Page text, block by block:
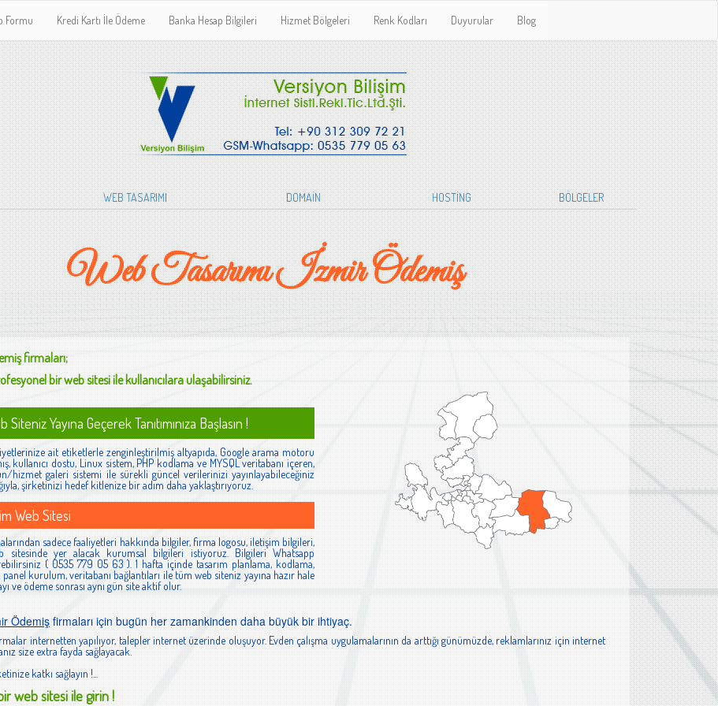
Formu Kredi Kartı İle Ödeme Banka Hesap Bilgileri Hizmet Bölgeleri Renk Kodları Duyurular Blog
WEB TASARIMI DOMAİN HOSTİNG BÖLGELER
Web Tasarımı İzmir Ödemiş
firmaları;
bir web sitesi ile kullanıcılara ulaşabilirsiniz.
Siteniz Yayına Geçerek Tanıtımınıza Başlasın !
ait etiketlerle zenginleştirilmiş altyapıda, Google arama motoru
kullanıcı dostu, Linux sistem, PHP kodlama ve MYSQL veritabanı içeren,
hizmet galeri sistemi ile sürekli güncel verilerinizi yayınlayabileceğiniz
şirketinizi hedef kitlenize bir adım daha yaklaştırıyoruz.
Web Sitesi
sadece faaliyetleri hakkında bilgiler, firma logosu, iletişim bilgileri,
sitesinde yer alacak kurumsal bilgileri istiyoruz. Bilgileri Whatsapp
( 0535 779 05 63 ). 1 hafta içinde tasarım planlama, kodlama,
kurulum, veritabanı bağlantıları ile tüm web siteniz yayına hazır hale
ve ödeme sonrası aynı gün site aktif olur.
Ödemişfirmaları için bugün her zamankinden daha büyük bir ihtiyaç.
internetten yapılıyor, talepler internet üzerinde oluşuyor. Evden çalışma uygulamalarının da arttığı günümüzde, reklamlarınız için internet
size extra fayda sağlayacak.
katkı sağlayın !...
web sitesi ile girin !